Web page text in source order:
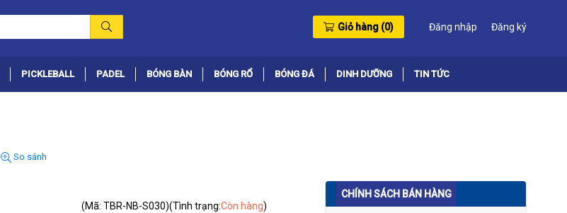
Giỏ hàng (0) Đăng nhập Đăng ký
PICKLEBALL PADEL BÓNG BÀN BÓNG RỔ BÓNG ĐÁ DINH DƯỠNG TIN TỨC
So sánh
(Mã: TBR-NB-S030)(Tình trạng:Còn hàng)
CHÍNH SÁCH BÁN HÀNG